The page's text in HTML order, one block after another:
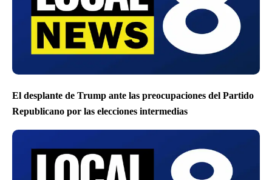
El desplante de Trump ante las preocupaciones del Partido
Republicano por las elecciones intermedias